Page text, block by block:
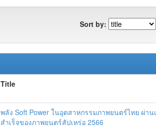
Sort by:
Title
พลัง Soft Power ในอุตสาหกรรมภาพยนตร์ไทย ผ่า
สำเร็จของภาพยนตร์สัปเหร่อ 2566